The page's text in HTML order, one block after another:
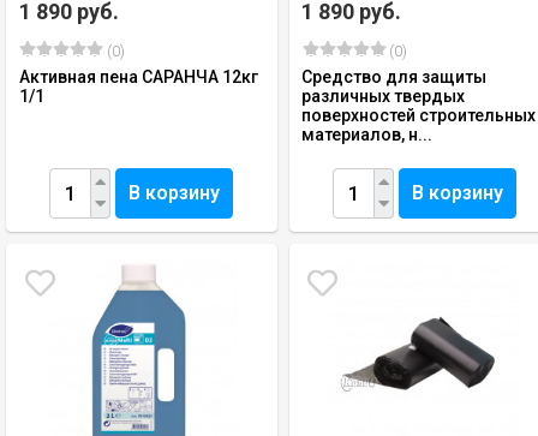
1 890 руб.
(0)
Активная пена САРАНЧА 12кг
1/1
В корзину
1 890 руб.
(0)
Средство для защиты
различных твердых
поверхностей строительных
материалов, н...
В корзину